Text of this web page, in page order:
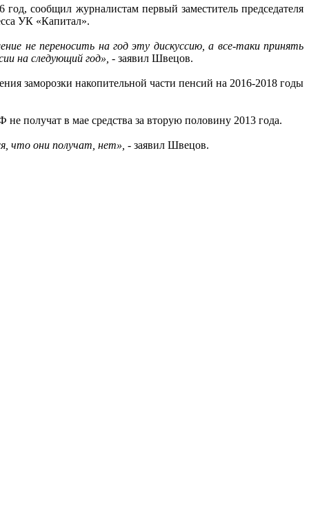
сообщил журналистам первый заместитель председателя
УК «Капитал».
не переносить на год эту дискуссию, а все-таки принять
на следующий год», - заявил Швецов.
заморозки накопительной части пенсий на 2016-2018 годы
получат в мае средства за вторую половину 2013 года.
что они получат, нет», - заявил Швецов.